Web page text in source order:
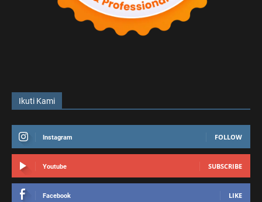
Ikuti Kami
Instagram FOLLOW
Youtube SUBSCRIBE
Facebook LIKE